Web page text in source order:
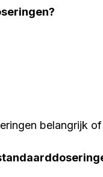
belangrijk of